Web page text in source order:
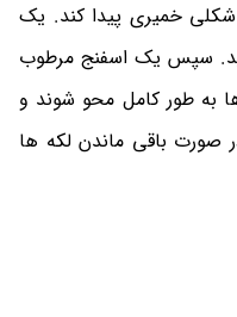
خمیری پیدا کند. یک
سپس یک اسفنج مرطوب
به طور کامل محو شوند و
صورت باقی ماندن لکه ها